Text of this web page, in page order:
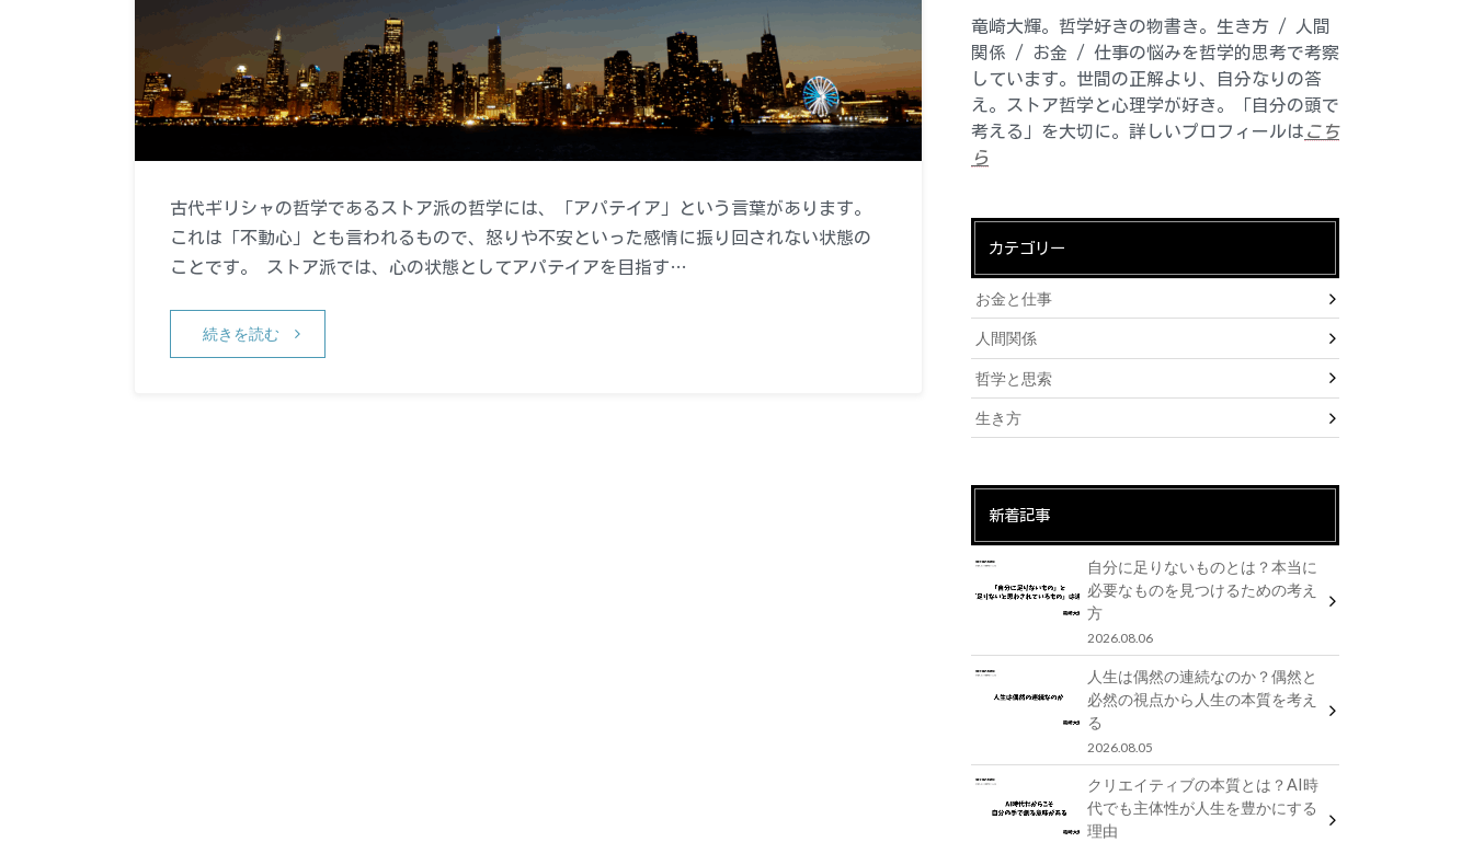
古代ギリシャの哲学であるストア派の哲学には、「アパテイア」という言葉があります。
これは「不動心」とも言われるもので、怒りや不安といった感情に振り回されない状態の
ことです。 ストア派では、心の状態としてアパテイアを目指す…
続きを読む
竜崎大輝。哲学好きの物書き。生き方 / 人間
関係 / お金 / 仕事の悩みを哲学的思考で考察
しています。世間の正解より、自分なりの答
え。ストア哲学と心理学が好き。「自分の頭で
考える」を大切に。詳しいプロフィールは こち
ら
カテゴリー
お金と仕事
人間関係
哲学と思索
生き方
新着記事
自分に足りないものとは？本当に
必要なものを見つけるための考え
方
2026.08.06
人生は偶然の連続なのか？偶然と
必然の視点から人生の本質を考え
る
2026.08.05
クリエイティブの本質とは？AI時
代でも主体性が人生を豊かにする
理由